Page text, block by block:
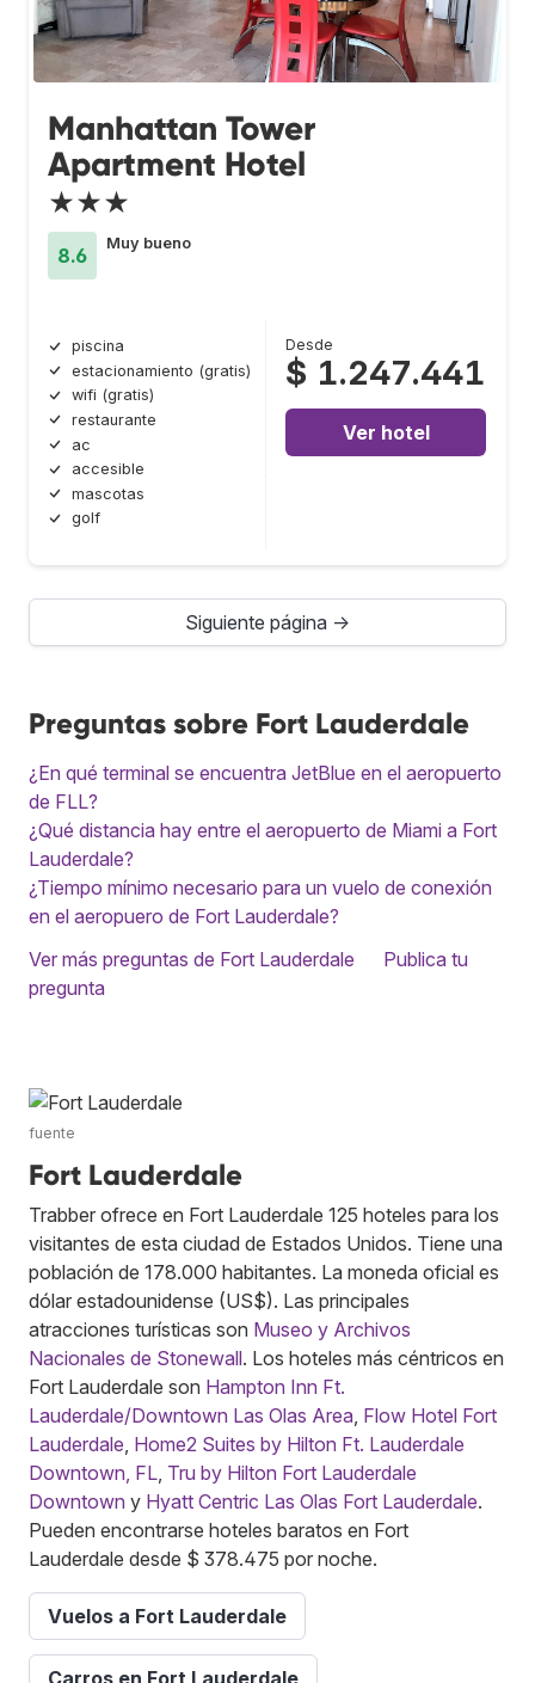
Manhattan Tower
Apartment Hotel
★★★
8.6
Muy bueno
piscina
estacionamiento (gratis)
wifi (gratis)
restaurante
ac
accesible
mascotas
golf
Desde
$ 1.247.441
Ver hotel
Siguiente página →
Preguntas sobre Fort Lauderdale
¿En qué terminal se encuentra JetBlue en el aeropuerto
de FLL?
¿Qué distancia hay entre el aeropuerto de Miami a Fort
Lauderdale?
¿Tiempo mínimo necesario para un vuelo de conexión
en el aeropuero de Fort Lauderdale?
Ver más preguntas de Fort Lauderdale
Publica tu
pregunta
fuente
Fort Lauderdale
Trabber ofrece en Fort Lauderdale 125 hoteles para los
visitantes de esta ciudad de Estados Unidos. Tiene una
población de 178.000 habitantes. La moneda oficial es
dólar estadounidense (US$). Las principales
atracciones turísticas son Museo y Archivos
Nacionales de Stonewall. Los hoteles más céntricos en
Fort Lauderdale son Hampton Inn Ft.
Lauderdale/Downtown Las Olas Area, Flow Hotel Fort
Lauderdale, Home2 Suites by Hilton Ft. Lauderdale
Downtown, FL, Tru by Hilton Fort Lauderdale
Downtown y Hyatt Centric Las Olas Fort Lauderdale.
Pueden encontrarse hoteles baratos en Fort
Lauderdale desde $ 378.475 por noche.
Vuelos a Fort Lauderdale